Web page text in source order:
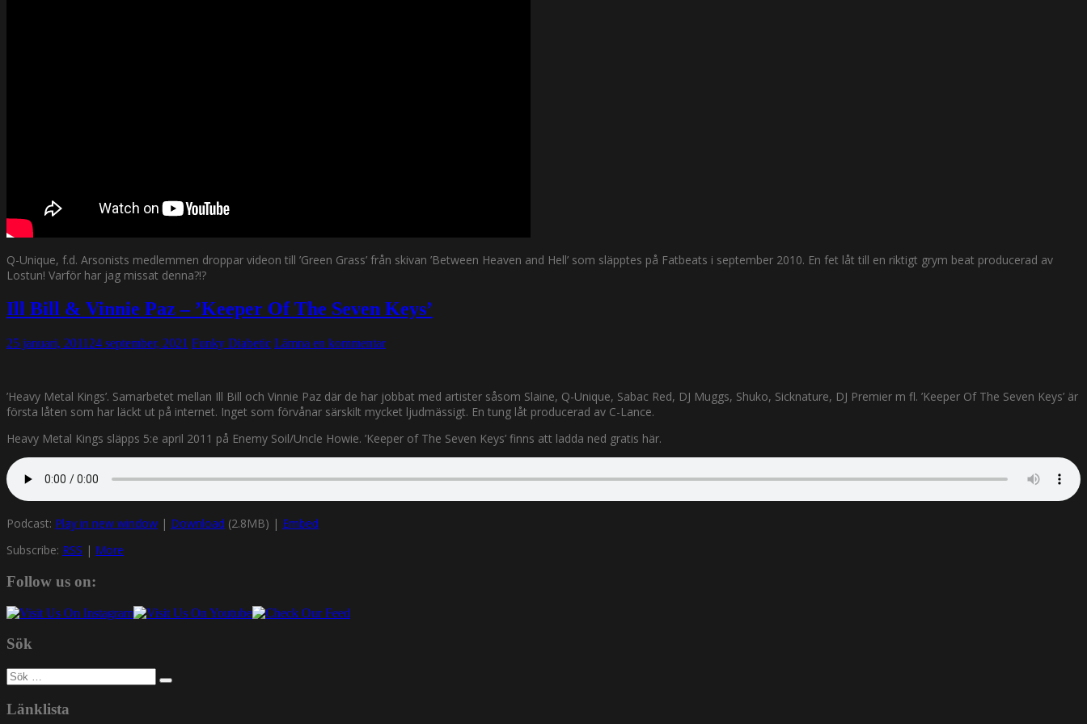
Q-Unique, f.d. Arsonists medlemmen droppar videon till ’Green Grass’ från skivan ’Between Heaven and Hell’ som släpptes på Fatbeats i september 2010. En fet låt till en riktigt grym beat producerad av
Lostun! Varför har jag missat denna?!?
Ill Bill & Vinnie Paz – ’Keeper Of The Seven Keys’
25 januari, 2011 24 september, 2021 Funky Diabetic Lämna en kommentar
’Heavy Metal Kings’. Samarbetet mellan Ill Bill och Vinnie Paz där de har jobbat med artister såsom Slaine, Q-Unique, Sabac Red, DJ Muggs, Shuko, Sicknature, DJ Premier m fl. ’Keeper Of The Seven Keys’ är
första låten som har läckt ut på internet. Inget som förvånar särskilt mycket ljudmässigt. En tung låt producerad av C-Lance.
Heavy Metal Kings släpps 5:e april 2011 på Enemy Soil/Uncle Howie. ’Keeper of The Seven Keys’ finns att ladda ned gratis här.
Podcast: Play in new window | Download (2.8MB) | Embed
Subscribe: RSS | More
Follow us on:
Sök
Sök
efter:
Länklista